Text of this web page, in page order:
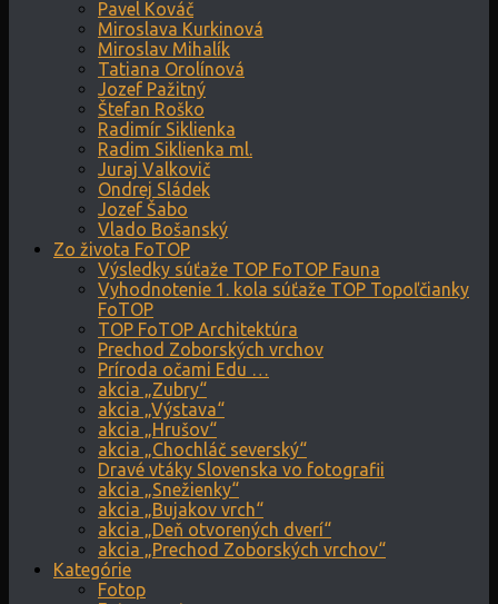
Pavel Kováč
Miroslava Kurkinová
Miroslav Mihalík
Tatiana Orolínová
Jozef Pažitný
Štefan Roško
Radimír Siklienka
Radim Siklienka ml.
Juraj Valkovič
Ondrej Sládek
Jozef Šabo
Vlado Bošanský
Zo života FoTOP
Výsledky súťaže TOP FoTOP Fauna
Vyhodnotenie 1. kola súťaže TOP Topoľčianky
FoTOP
TOP FoTOP Architektúra
Prechod Zoborských vrchov
Príroda očami Edu …
akcia „Zubry“
akcia „Výstava“
akcia „Hrušov“
akcia „Chochláč severský“
Dravé vtáky Slovenska vo fotografii
akcia „Snežienky“
akcia „Bujakov vrch“
akcia „Deň otvorených dverí“
akcia „Prechod Zoborských vrchov“
Kategórie
Fotop